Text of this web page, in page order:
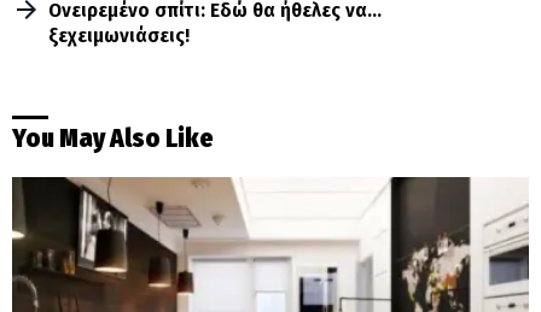
Ονειρεμένο σπίτι: Εδώ θα ήθελες να…
ξεχειμωνιάσεις!
You May Also Like